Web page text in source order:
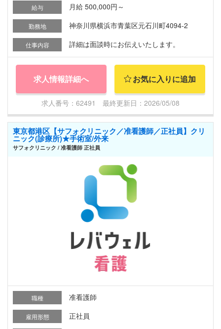
給与 月給 500,000円～
勤務地 神奈川県横浜市青葉区元石川町4094-2
仕事内容 詳細は面談時にお伝えいたします。
求人情報詳細へ お気に入りに追加
求人番号：62491 最終更新日：2026/05/08
東京都港区【サフォクリニック／准看護師／正社員】クリ
ニック(診療所)★手術室/外来
サフォクリニック / 准看護師 正社員
職種 准看護師
雇用形態 正社員